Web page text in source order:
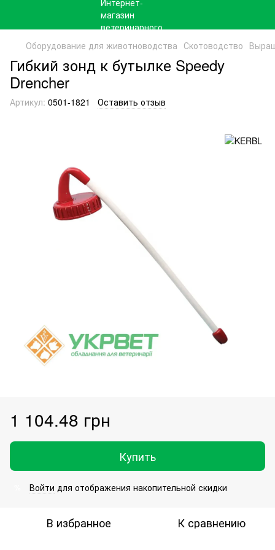
Оборудование для животноводства Скотоводство
Гибкий зонд к бутылке Speedy
Drencher
Артикул: 0501-1821 Оставить отзыв
1 104.48 грн
Купить
Войти для отображения накопительной скидки
В избранное К сравнению